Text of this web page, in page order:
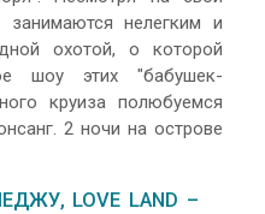
занимаются нелегким и
охотой, о которой
шоу этих "бабушек-
круиза полюбуемся
2 ночи на острове
LOVE LAND –